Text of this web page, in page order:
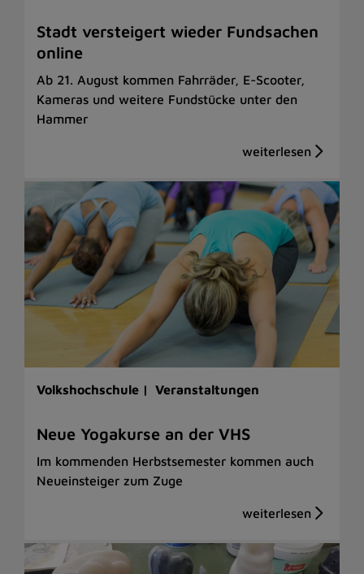
Stadt versteigert wieder Fundsachen
online
Ab 21. August kommen Fahrräder, E-Scooter,
Kameras und weitere Fundstücke unter den
Hammer
Volkshochschule | Veranstaltungen
Neue Yogakurse an der VHS
Im kommenden Herbstsemester kommen auch
Neueinsteiger zum Zuge